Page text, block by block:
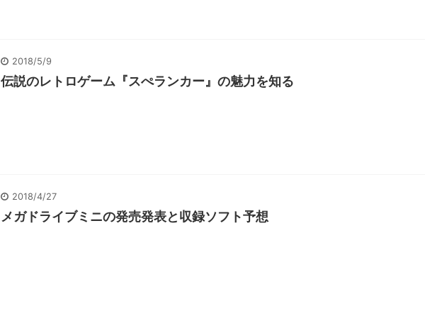
2018/5/9
伝説のレトロゲーム『スぺランカー』の魅力を知る
2018/4/27
メガドライブミニの発売発表と収録ソフト予想